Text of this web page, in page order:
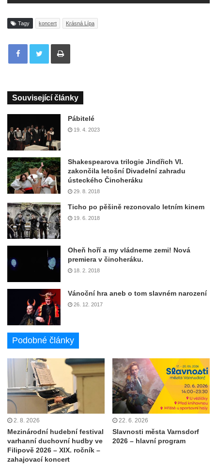
Tagy koncert Krásná Lípa
Tisknout
Související články
Pábitelé
19. 4. 2023
Shakespearova trilogie Jindřich VI.
zakončila letošní Divadelní zahradu
ústeckého Činoheráku
29. 8. 2018
Ticho po pěšině rezonovalo letním kinem
19. 6. 2018
Oheň hoří a my vládneme zemi! Nová
premiera v činoheráku.
18. 2. 2018
Vánoční hra aneb o tom slavném narození
26. 12. 2017
Podobné články
2. 8. 2026
Mezinárodní hudební festival
varhanní duchovní hudby ve
Filipově 2026 – XIX. ročník –
zahajovací koncert
22. 6. 2026
Slavnosti města Varnsdorf
2026 – hlavní program